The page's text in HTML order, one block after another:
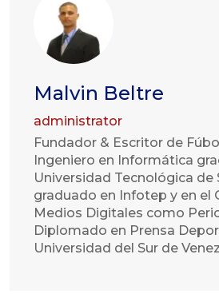
Malvin Beltre
administrator
Fundador & Escritor de
Ingeniero en Informática
Universidad Tecnológica de
graduado en Infotep y en el
Medios Digitales como
Diplomado en Prensa
Universidad del Sur de